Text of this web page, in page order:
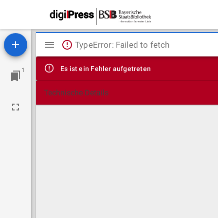
1
Mirador
Viewer
TypeError: Failed to fetch
Es ist ein Fehler aufgetreten
Technische Details